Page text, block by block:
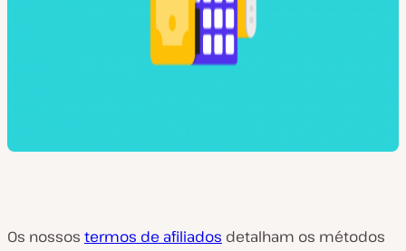
Os nossos termos de afiliados detalham os métodos